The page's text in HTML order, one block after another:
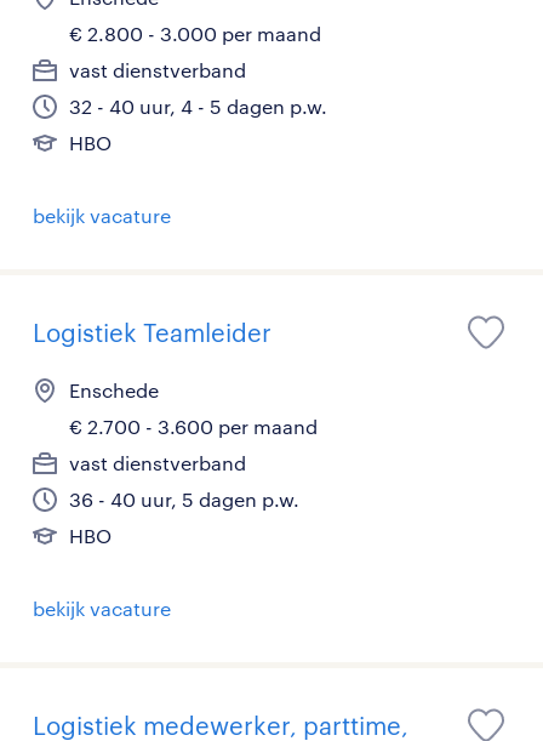
€ 2.800 - 3.000 per maand
vast dienstverband
32 - 40 uur, 4 - 5 dagen p.w.
HBO
bekijk vacature
Logistiek Teamleider
Enschede
€ 2.700 - 3.600 per maand
vast dienstverband
36 - 40 uur, 5 dagen p.w.
HBO
bekijk vacature
Logistiek medewerker, parttime,